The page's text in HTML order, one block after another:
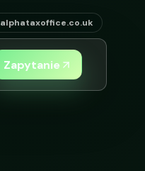
Zapytanie